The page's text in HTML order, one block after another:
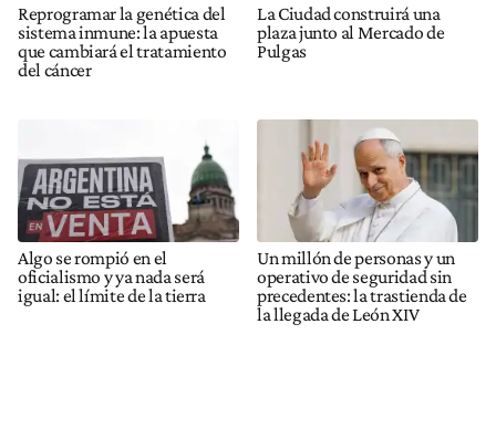
Reprogramar la genética del
sistema inmune: la apuesta
que cambiará el tratamiento
del cáncer
La Ciudad construirá una
plaza junto al Mercado de
Pulgas
Algo se rompió en el
oficialismo y ya nada será
igual: el límite de la tierra
Un millón de personas y un
operativo de seguridad sin
precedentes: la trastienda de
la llegada de León XIV